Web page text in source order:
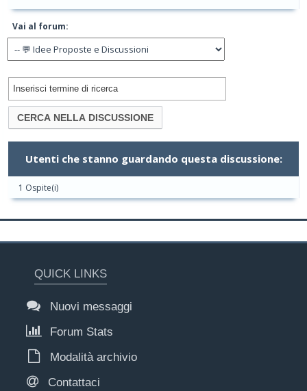
Vai al forum:
Utenti che stanno guardando questa discussione:
1 Ospite(i)
QUICK LINKS
Nuovi messaggi
Forum Stats
Modalità archivio
Contattaci